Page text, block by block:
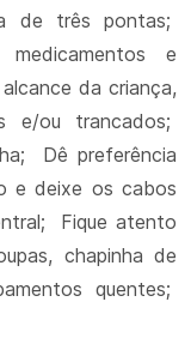
de três pontas;
e
da criança,
e/ou trancados;
Dê preferência
e deixe os cabos
Fique atento
chapinha de
quentes;